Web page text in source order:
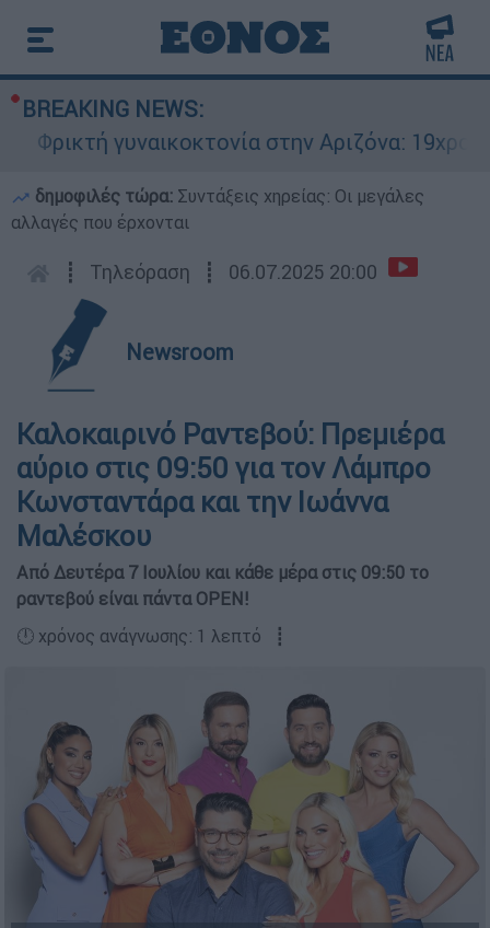
BREAKING NEWS:
Φρικτή γυναικοκτονία στην Αριζόνα: 19χρονη
δημοφιλές τώρα: Συντάξεις χηρείας: Οι μεγάλες
αλλαγές που έρχονται
┋ Τηλεόραση ┋ 06.07.2025 20:00
Newsroom
Καλοκαιρινό Ραντεβού: Πρεμιέρα
αύριο στις 09:50 για τον Λάμπρο
Κωνσταντάρα και την Ιωάννα
Μαλέσκου
Από Δευτέρα 7 Ιουλίου και κάθε μέρα στις 09:50 το
ραντεβού είναι πάντα OPEN!
🕛 χρόνος ανάγνωσης: 1 λεπτό ┋